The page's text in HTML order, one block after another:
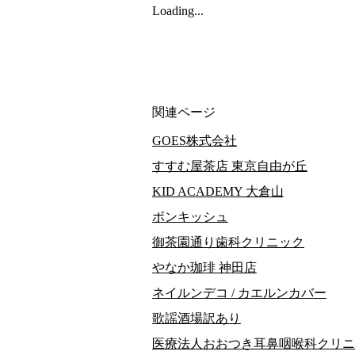
Loading...
関連ページ
GOES株式会社
すすむ屋茶店 東京自由が丘
KID ACADEMY 大倉山
ボンキッシュ
御茶園通り歯科クリニック
やなか珈琲 神田店
ネイルンデコ / カエルンカバー
歌謡酒場訳あり
医療法人おおつき耳鼻咽喉科クリ